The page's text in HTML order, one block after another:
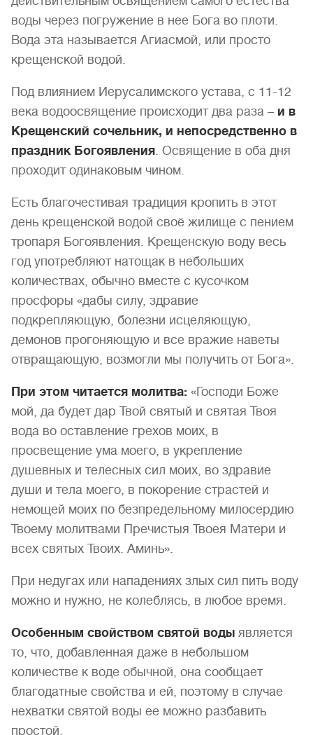
воды через погружение в нее Бога во плоти.
Вода эта называется Агиасмой, или просто
крещенской водой.
Под влиянием Иерусалимского устава, с 11-12
века водоосвящение происходит два раза – и в
Крещенский сочельник, и непосредственно в
праздник Богоявления. Освящение в оба дня
проходит одинаковым чином.
Есть благочестивая традиция кропить в этот
день крещенской водой своё жилище с пением
тропаря Богоявления. Крещенскую воду весь
год употребляют натощак в небольших
количествах, обычно вместе с кусочком
просфоры «дабы силу, здравие
подкрепляющую, болезни исцеляющую,
демонов прогоняющую и все вражие наветы
отвращающую, возмогли мы получить от Бога».
При этом читается молитва: «Господи Боже
мой, да будет дар Твой святый и святая Твоя
вода во оставление грехов моих, в
просвещение ума моего, в укрепление
душевных и телесных сил моих, во здравие
души и тела моего, в покорение страстей и
немощей моих по безпредельному милосердию
Твоему молитвами Пречистыя Твоея Матери и
всех святых Твоих. Аминь».
При недугах или нападениях злых сил пить воду
можно и нужно, не колеблясь, в любое время.
Особенным свойством святой воды является
то, что, добавленная даже в небольшом
количестве к воде обычной, она сообщает
благодатные свойства и ей, поэтому в случае
нехватки святой воды ее можно разбавить
простой.